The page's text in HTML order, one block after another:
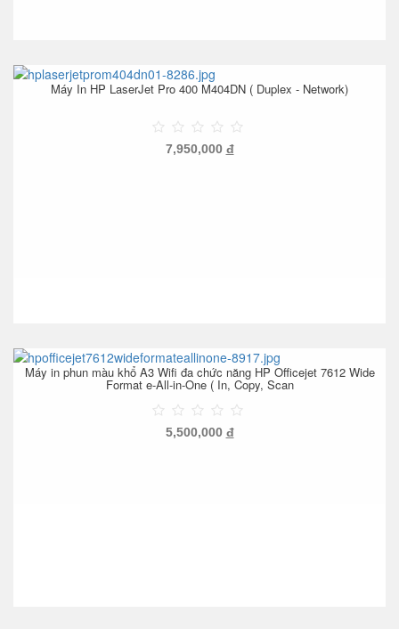
Máy In HP LaserJet Pro 400 M404DN ( Duplex - Network)
7,950,000 đ
Máy in phun màu khổ A3 Wifi đa chức năng HP Officejet 7612 Wide
Format e-All-in-One ( In, Copy, Scan
5,500,000 đ